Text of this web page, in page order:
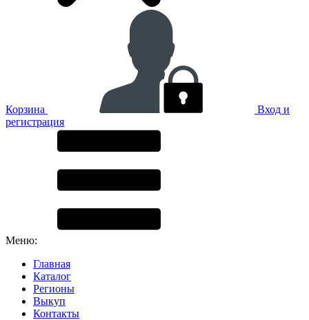
Корзина
Вход и
регистрация
Меню:
Главная
Каталог
Регионы
Выкуп
Контакты